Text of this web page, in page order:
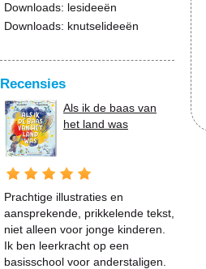
Downloads: lesideeën
Downloads: knutselideeën
Recensies
Als ik de baas van
het land was
Prachtige illustraties en
aansprekende, prikkelende tekst,
niet alleen voor jonge kinderen.
Ik ben leerkracht op een
basisschool voor anderstaligen.